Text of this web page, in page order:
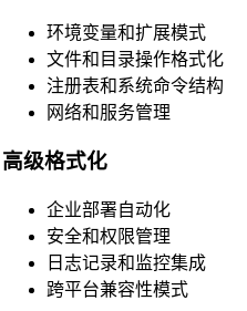
HTML Beautifier
CSS Beautifier
JavaScript Beautifier
TypeScript Beautifier
Vue Beautifier
SCSS Beautifier
环境变量和扩展模式
文件和目录操作格式化
注册表和系统命令结构
网络和服务管理
高级格式化
企业部署自动化
安全和权限管理
日志记录和监控集成
跨平台兼容性模式